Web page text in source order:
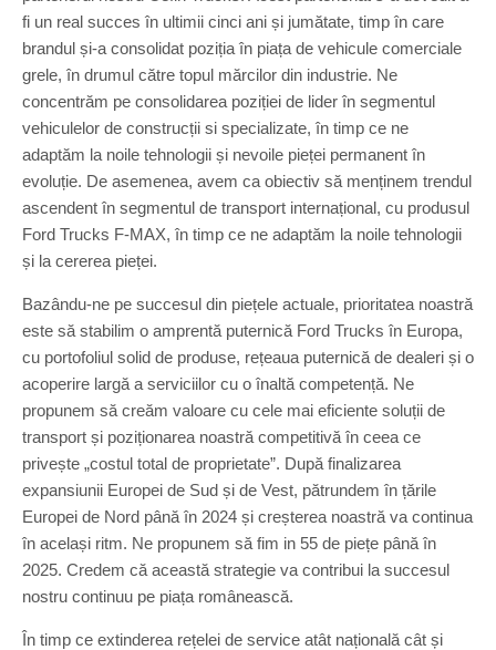
fi un real succes în ultimii cinci ani și jumătate, timp în care
brandul și-a consolidat poziția în piața de vehicule comerciale
grele, în drumul către topul mărcilor din industrie. Ne
concentrăm pe consolidarea poziției de lider în segmentul
vehiculelor de construcții si specializate, în timp ce ne
adaptăm la noile tehnologii și nevoile pieței permanent în
evoluție. De asemenea, avem ca obiectiv să menținem trendul
ascendent în segmentul de transport internațional, cu produsul
Ford Trucks F-MAX, în timp ce ne adaptăm la noile tehnologii
și la cererea pieței.
Bazându-ne pe succesul din piețele actuale, prioritatea noastră
este să stabilim o amprentă puternică Ford Trucks în Europa,
cu portofoliul solid de produse, rețeaua puternică de dealeri și o
acoperire largă a serviciilor cu o înaltă competență. Ne
propunem să creăm valoare cu cele mai eficiente soluții de
transport și poziționarea noastră competitivă în ceea ce
privește „costul total de proprietate”. După finalizarea
expansiunii Europei de Sud și de Vest, pătrundem în țările
Europei de Nord până în 2024 și creșterea noastră va continua
în același ritm. Ne propunem să fim in 55 de piețe până în
2025. Credem că această strategie va contribui la succesul
nostru continuu pe piața românească.
În timp ce extinderea rețelei de service atât națională cât și